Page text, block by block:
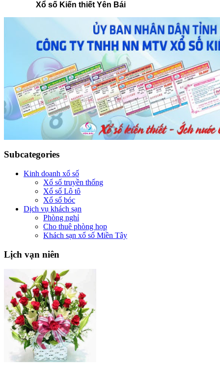
Xổ số Kiến thiết Yên Bái
Subcategories
Kinh doanh xổ số
Xổ số truyền thống
Xổ số Lô tô
Xổ số bóc
Dịch vụ khách sạn
Phòng nghỉ
Cho thuê phòng họp
Khách sạn xổ số Miền Tây
Lịch vạn niên